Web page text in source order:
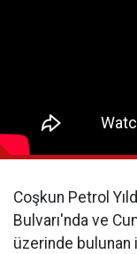
Coşkun Petrol
Bulvarı'nda ve
üzerinde bulunan